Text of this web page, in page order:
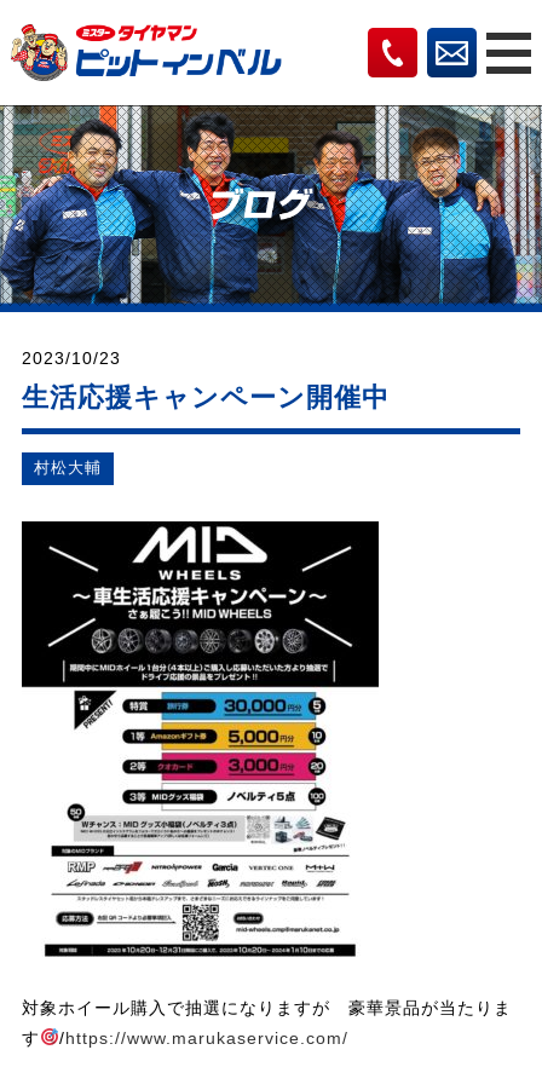
2023/10/23
生活応援キャンペーン開催中
村松⼤輔
対象ホイール購入で抽選になりますが 豪華景品が当たりま
す
/https://www.marukaservice.com/